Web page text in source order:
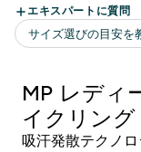
MP レディ
イクリング
吸汗発散テクノ